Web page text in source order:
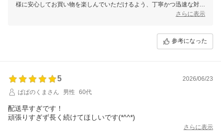
様に安心してお買い物を楽しんでいただけるよう、丁寧かつ迅速な対応
を心がけてまいります。またのご利用を心よりお待ちしております。
さらに表示
参考になった
5
2026/06/23
ぱぱのくまさん
男性 60代
配送早すぎです！
頑張りすぎず長く続けてほしいです(*^^*)
さらに表示